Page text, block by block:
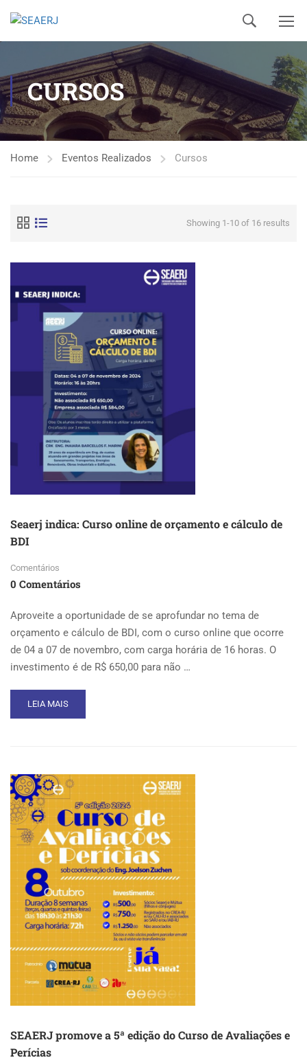
CURSOS
Home Eventos Realizados Cursos
Showing 1-10 of 16 results
Seaerj indica: Curso online de orçamento e cálculo de
BDI
Comentários
0 Comentários
Aproveite a oportunidade de se aprofundar no tema de
orçamento e cálculo de BDI, com o curso online que ocorre
de 04 a 07 de novembro, com carga horária de 16 horas. O
investimento é de R$ 650,00 para não …
READ
MORE
ONLINE
DE
ORÇAMENTO
E
CÁLCULO
BDI
LEIA MAIS
SEAERJ promove a 5ª edição do Curso de Avaliações e
Perícias